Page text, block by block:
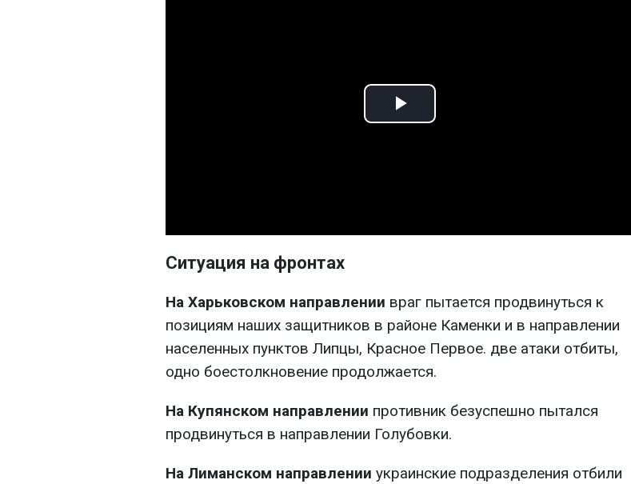
Play
Ситуация на фронтах
На Харьковском направлении враг пытается продвинуться к
позициям наших защитников в районе Каменки и в направлении
населенных пунктов Липцы, Красное Первое. две атаки отбиты,
одно боестолкновение продолжается.
На Купянском направлении противник безуспешно пытался
продвинуться в направлении Голубовки.
На Лиманском направлении украинские подразделения отбили